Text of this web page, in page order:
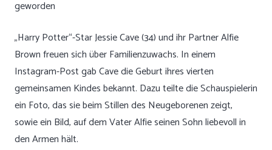
„Harry Potter“-Star Jessie Cave (34) und ihr Partner Alfie
Brown freuen sich über Familienzuwachs. In einem
Instagram-Postgab Cave die Geburt ihres vierten
gemeinsamen Kindes bekannt. Dazu teilte die Schauspielerin
ein Foto, das sie beim Stillen des Neugeborenen zeigt,
sowie ein Bild, auf dem Vater Alfie seinen Sohn liebevoll in
den Armen hält.